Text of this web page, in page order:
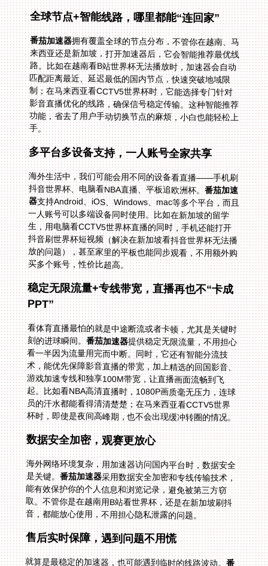
全球节点+智能线路，哪里都能“连回家”
番茄加速器拥有覆盖全球的节点分布，不管你在越南、马
来西亚还是新加坡，打开加速器后，它会智能推荐最优线
路。比如在越南看B站世界杯无法播放时，加速器会自动
匹配距离最近、延迟最低的国内节点，快速突破地域限
制；在马来西亚看CCTV5世界杯时，它能选择专门针对
影音直播优化的线路，确保信号稳定传输。这种智能推荐
功能，省去了用户手动切换节点的麻烦，小白也能轻松上
手。
多平台多设备支持，一人账号全家共享
海外生活中，我们可能会用不同的设备看直播——手机刷
抖音世界杯、电脑看NBA直播、平板追欧洲杯。番茄加速
器支持Android、iOS、Windows、mac等多个平台，而且
一人账号可以多端设备同时使用。比如在新加坡的留学
生，用电脑看CCTV5世界杯直播的同时，手机还能打开
抖音刷世界杯短视频（解决在新加坡看抖音世界杯无法播
放的问题），甚至家里的平板也能同步观看，不用额外购
买多个账号，性价比超高。
稳定无限流量+专线带宽，直播再也不“卡成
PPT”
看体育直播最怕的就是中途断流或者卡顿，尤其是关键时
刻的进球瞬间。番茄加速器提供稳定无限流量，不用担心
看一半因为流量用完而中断。同时，它还有智能分流技
术，能优先保障影音直播的带宽，加上精选的回国影音、
游戏加速专线和独享100M带宽，让直播画面流畅到飞
起。比如看NBA高清直播时，1080P画质毫无压力，连球
员的汗水都能看得清清楚楚；在马来西亚看CCTV5世界
杯时，即使是夜间高峰期，也不会出现缓冲转圈的情况。
数据安全加密，观赛更放心
海外网络环境复杂，用加速器访问国内平台时，数据安全
是关键。番茄加速器采用数据安全加密和专线传输技术，
能有效保护你的个人信息和浏览记录，避免被第三方窃
取。不管你是在越南用B站看世界杯，还是在新加坡刷抖
音，都能放心使用，不用担心隐私泄露的问题。
售后实时保障，遇到问题不用慌
就算是最稳定的加速器，也可能遇到临时的线路波动。番